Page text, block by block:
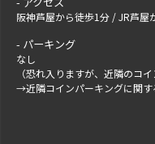
阪神芦屋から徒歩1分 / JR芦
パーキング
なし
（恐れ入りますが、近隣のコ
→近隣コインパーキングに関